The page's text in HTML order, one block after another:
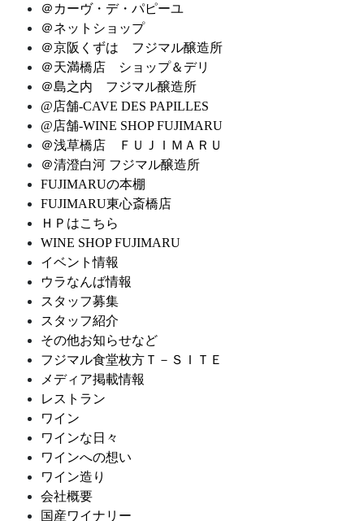
＠カーヴ・デ・パピーユ
＠ネットショップ
＠京阪くずは フジマル醸造所
＠天満橋店 ショップ＆デリ
＠島之内 フジマル醸造所
@店舗-CAVE DES PAPILLES
@店舗-WINE SHOP FUJIMARU
＠浅草橋店 ＦＵＪＩＭＡＲＵ
＠清澄白河 フジマル醸造所
FUJIMARUの本棚
FUJIMARU東心斎橋店
ＨＰはこちら
WINE SHOP FUJIMARU
イベント情報
ウラなんば情報
スタッフ募集
スタッフ紹介
その他お知らせなど
フジマル食堂枚方Ｔ－ＳＩＴＥ
メディア掲載情報
レストラン
ワイン
ワインな日々
ワインへの想い
ワイン造り
会社概要
国産ワイナリー